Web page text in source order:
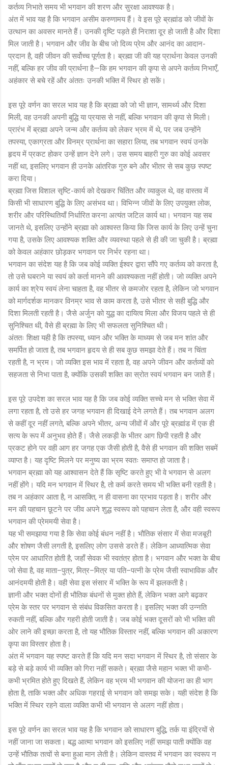
कर्तव्य निभाते समय भी भगवान की शरण और सुरक्षा आवश्यक है।
अंत में भाव यह है कि भगवान असीम करुणामय हैं। वे इस पूरे ब्रह्मांड को जीवों के
उत्थान का अवसर मानते हैं। उनकी दृष्टि पड़ते ही निराशा दूर हो जाती है और दिशा
मिल जाती है। भगवान और जीव के बीच जो दिव्य प्रेम और आनंद का आदान-
प्रदान है, वही जीवन की सर्वोच्च पूर्णता है। ब्रह्मा जी की यह प्रार्थना केवल उनकी
नहीं, बल्कि हर जीव की प्रार्थना है—कि हम भगवान की कृपा से अपने कर्तव्य निभाएँ,
अहंकार से बचे रहें और अंततः उनकी भक्ति में स्थिर हो सकें।
इस पूरे वर्णन का सरल भाव यह है कि ब्रह्मा को जो भी ज्ञान, सामर्थ्य और दिशा
मिली, वह उनकी अपनी बुद्धि या प्रयास से नहीं, बल्कि भगवान की कृपा से मिली।
प्रारंभ में ब्रह्मा अपने जन्म और कर्तव्य को लेकर भ्रम में थे, पर जब उन्होंने
तपस्या, एकाग्रता और विनम्र प्रार्थना का सहारा लिया, तब भगवान स्वयं उनके
हृदय में प्रकट होकर उन्हें ज्ञान देने लगे। उस समय बाहरी गुरु का कोई अवसर
नहीं था, इसलिए भगवान ही उनके आंतरिक गुरु बने और भीतर से सब कुछ स्पष्ट
करा दिया।
ब्रह्मा जिस विशाल सृष्टि-कार्य को देखकर चिंतित और व्याकुल थे, वह वास्तव में
किसी भी साधारण बुद्धि के लिए असंभव था। विभिन्न जीवों के लिए उपयुक्त लोक,
शरीर और परिस्थितियाँ निर्धारित करना अत्यंत जटिल कार्य था। भगवान यह सब
जानते थे, इसलिए उन्होंने ब्रह्मा को आश्वस्त किया कि जिस कार्य के लिए उन्हें चुना
गया है, उसके लिए आवश्यक शक्ति और व्यवस्था पहले से ही की जा चुकी है। ब्रह्मा
को केवल अहंकार छोड़कर भगवान पर निर्भर रहना था।
भगवान का संदेश यह है कि जब कोई व्यक्ति ईश्वर द्वारा सौंपे गए कर्तव्य को करता है,
तो उसे घबराने या स्वयं को कर्ता मानने की आवश्यकता नहीं होती। जो व्यक्ति अपने
कार्य का श्रेय स्वयं लेना चाहता है, वह भीतर से कमजोर रहता है, लेकिन जो भगवान
को मार्गदर्शक मानकर विनम्र भाव से काम करता है, उसे भीतर से सही बुद्धि और
दिशा मिलती रहती है। जैसे अर्जुन को युद्ध का दायित्व मिला और विजय पहले से ही
सुनिश्चित थी, वैसे ही ब्रह्मा के लिए भी सफलता सुनिश्चित थी।
अंततः शिक्षा यही है कि तपस्या, ध्यान और भक्ति के माध्यम से जब मन शांत और
समर्पित हो जाता है, तब भगवान हृदय से ही सब कुछ समझा देते हैं। तब न चिंता
रहती है, न भ्रम। जो व्यक्ति इस भाव में रहता है, वह अपने जीवन और कर्तव्यों को
सहजता से निभा पाता है, क्योंकि उसकी शक्ति का स्रोत स्वयं भगवान बन जाते हैं।
इस पूरे उपदेश का सरल भाव यह है कि जब कोई व्यक्ति सच्चे मन से भक्ति सेवा में
लगा रहता है, तो उसे हर जगह भगवान ही दिखाई देने लगते हैं। तब भगवान अलग
से कहीं दूर नहीं लगते, बल्कि अपने भीतर, अन्य जीवों में और पूरे ब्रह्मांड में एक ही
सत्य के रूप में अनुभव होते हैं। जैसे लकड़ी के भीतर आग छिपी रहती है और
प्रकट होने पर वही आग हर जगह एक जैसी होती है, वैसे ही भगवान की शक्ति सबमें
व्याप्त है। यह दृष्टि मिलने पर मनुष्य का भ्रम स्वतः समाप्त हो जाता है।
भगवान ब्रह्मा को यह आश्वासन देते हैं कि सृष्टि करते हुए भी वे भगवान से अलग
नहीं होंगे। यदि मन भगवान में स्थिर है, तो कर्म करते समय भी भक्ति बनी रहती है।
तब न अहंकार आता है, न आसक्ति, न ही वासना का प्रभाव पड़ता है। शरीर और
मन की पहचान छूटने पर जीव अपने शुद्ध स्वरूप को पहचान लेता है, और वही स्वरूप
भगवान की प्रेममयी सेवा है।
यह भी समझाया गया है कि सेवा कोई बंधन नहीं है। भौतिक संसार में सेवा मजबूरी
और शोषण जैसी लगती है, इसलिए लोग उससे डरते हैं। लेकिन आध्यात्मिक सेवा
प्रेम पर आधारित होती है, जहाँ सेवक भी स्वतंत्र होता है। भगवान और भक्त के बीच
जो सेवा है, वह माता–पुत्र, मित्र–मित्र या पति–पत्नी के प्रेम जैसी स्वाभाविक और
आनंदमयी होती है। वही सेवा इस संसार में भक्ति के रूप में झलकती है।
ज्ञानी और भक्त दोनों ही भौतिक बंधनों से मुक्त होते हैं, लेकिन भक्त आगे बढ़कर
प्रेम के स्तर पर भगवान से संबंध विकसित करता है। इसलिए भक्त की उन्नति
रुकती नहीं, बल्कि और गहरी होती जाती है। जब कोई भक्त दूसरों को भी भक्ति की
ओर लाने की इच्छा करता है, तो यह भौतिक विस्तार नहीं, बल्कि भगवान की अकारण
कृपा का विस्तार होता है।
अंत में भगवान यह स्पष्ट करते हैं कि यदि मन सदा भगवान में स्थिर है, तो संसार के
बड़े से बड़े कार्य भी व्यक्ति को गिरा नहीं सकते। ब्रह्मा जैसे महान भक्त भी कभी-
कभी भ्रमित होते हुए दिखते हैं, लेकिन वह भ्रम भी भगवान की योजना का ही भाग
होता है, ताकि भक्त और अधिक गहराई से भगवान को समझ सके। यही संदेश है कि
भक्ति में स्थिर रहने वाला व्यक्ति कभी भी भगवान से अलग नहीं होता।
इस पूरे वर्णन का सरल भाव यह है कि भगवान को साधारण बुद्धि, तर्क या इंद्रियों से
नहीं जाना जा सकता। बद्ध आत्मा भगवान को इसलिए नहीं समझ पाती क्योंकि वह
उन्हें भौतिक तत्वों से बना हुआ मान लेती है। लेकिन वास्तव में भगवान का स्वरूप न